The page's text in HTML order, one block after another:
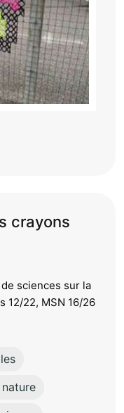
crayons
sciences sur la
12/22, MSN 16/26